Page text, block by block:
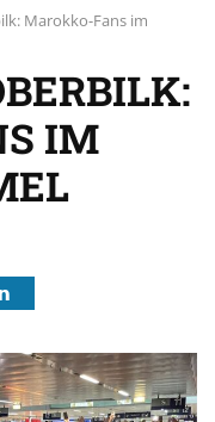
Marokko-Fans im
IM